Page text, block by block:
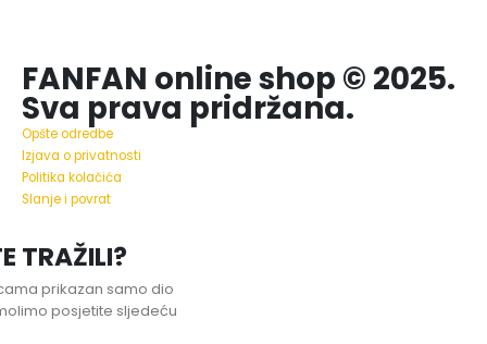
FANFAN online shop © 2025.
Sva prava pridržana.
Opšte odredbe
Izjava o privatnosti
Politika kolačića
Slanje i povrat
TRAŽILI?
prikazan samo dio
posjetite sljedeću